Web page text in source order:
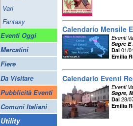
Vari
Fantasy
Eventi Oggi
Mercatini
Fiere
Da Visitare
Pubblicità Eventi
Comuni Italiani
Utility
Calendario Mensile
Eventi
Sagre
Dal 01/
Emilia
Calendario Eventi
Eventi
Sagre,
Dal 28/
Emilia